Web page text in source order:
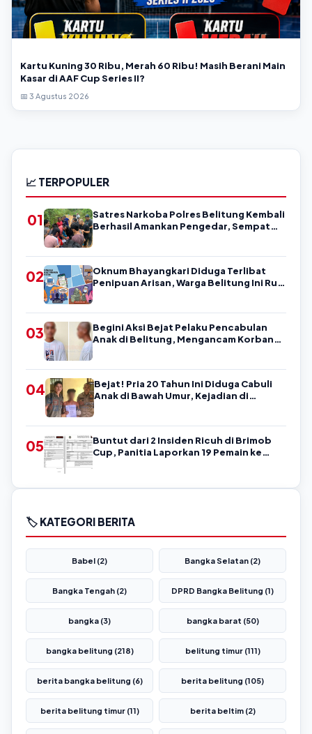
Kartu Kuning 30 Ribu, Merah 60 Ribu! Masih Berani Main
Kasar di AAF Cup Series II?
📅 3 Agustus 2026
📈 TERPOPULER
01
Satres Narkoba Polres Belitung Kembali
Berhasil Amankan Pengedar, Sempat
02
Oknum Bhayangkari Diduga Terlibat
Penipuan Arisan, Warga Belitung Ini Rugi
03
Begini Aksi Bejat Pelaku Pencabulan
Anak di Belitung, Mengancam Korban
04
Bejat! Pria 20 Tahun Ini Diduga Cabuli
Anak di Bawah Umur, Kejadian di
05
Buntut dari 2 Insiden Ricuh di Brimob
Cup, Panitia Laporkan 19 Pemain ke
🏷️ KATEGORI BERITA
Babel (2) Bangka Selatan (2)
Bangka Tengah (2) DPRD Bangka Belitung (1)
bangka (3) bangka barat (50)
bangka belitung (218) belitung timur (111)
berita bangka belitung (6) berita belitung (105)
berita belitung timur (11) berita beltim (2)